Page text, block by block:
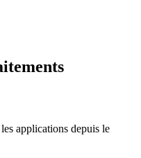
applications depuis le